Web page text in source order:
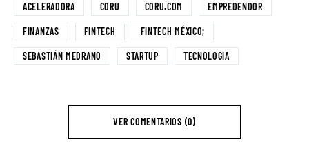
ACELERADORA CORU CORU.COM EMPREDENDOR
FINANZAS FINTECH FINTECH MÉXICO;
SEBASTIÁN MEDRANO STARTUP TECNOLOGIA
VER COMENTARIOS (0)